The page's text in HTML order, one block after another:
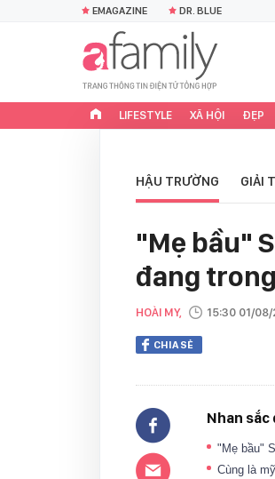
EMAGAZINE DR. BLUE
LIFESTYLE XÃ HỘI ĐẸP
HẬU TRƯỜNG GIẢI
"Mẹ bầu"
đang
HOÀI MY, 15:30 01/
CHIA SẺ
Nhan
"Mẹ bầu"
Cùng là